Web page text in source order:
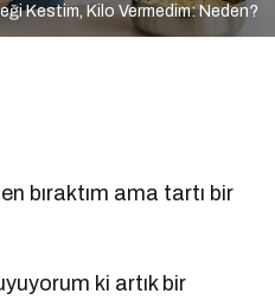
Kestim, Kilo Vermedim: Neden?
bıraktım ama tartı bir
ki artık bir